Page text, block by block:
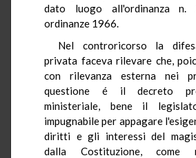
dato luogo all'ordinanza n.
ordinanze 1966.
Nel controricorso la
privata faceva rilevare che,
con rilevanza esterna nei
questione é il decreto
ministeriale, bene il
impugnabile per appagare
diritti e gli interessi del
dalla Costituzione, come